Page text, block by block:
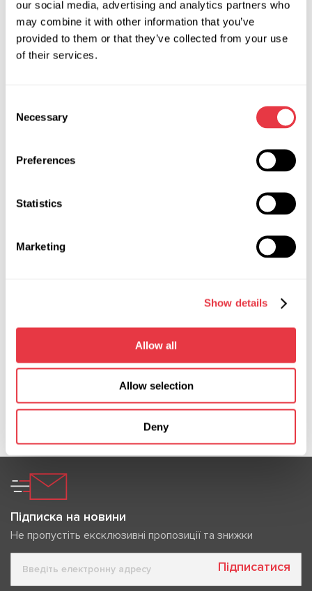
our social media, advertising and analytics partners who
may combine it with other information that you’ve
provided to them or that they’ve collected from your use
of their services.
Selection
Necessary
Preferences
Statistics
Marketing
Show details
Allow all
Allow selection
Deny
ВИСТАВКИ
07.05.2026
MSG Equipment на Expomecanica 2026
Команда MSG Equipment запрошує вас на
EXPONOR - Feira Internacional do Porto,
Португалія. Завітайте на стенд 2C15 та
ознайомтесь з нашим обладнанням особисто.
Показати більше
Підписка на новини
Не пропустіть ексклюзивні пропозиції та знижки
Підписатися